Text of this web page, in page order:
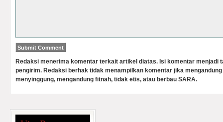
Redaksi menerima komentar terkait artikel diatas. Isi komentar menjadi
pengirim. Redaksi berhak tidak menampilkan komentar jika
menyinggung, mengandung fitnah, tidak etis, atau berbau SARA.